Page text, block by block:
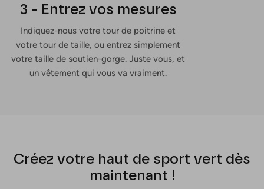
3 - Entrez vos mesures
Indiquez-nous votre tour de poitrine et
votre tour de taille, ou entrez simplement
votre taille de soutien-gorge. Juste vous, et
un vêtement qui vous va vraiment.
Créez votre haut de sport vert dès
maintenant !